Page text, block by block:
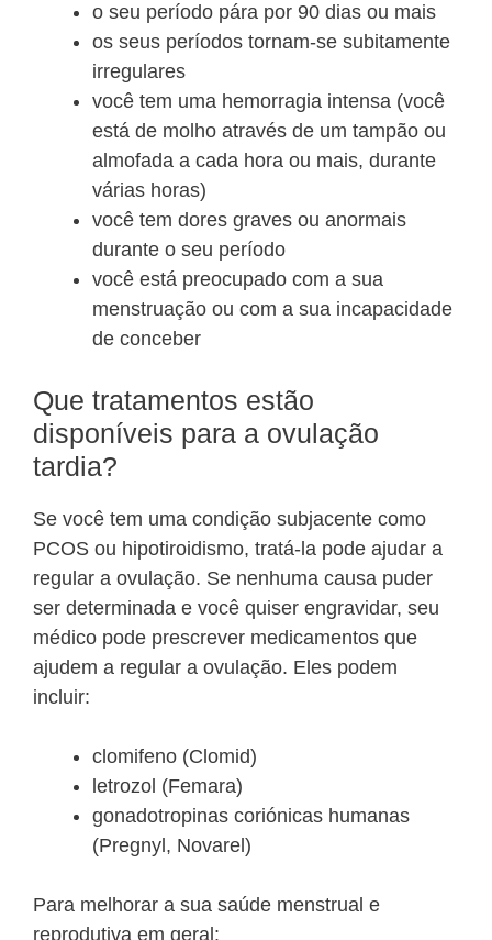
o seu período pára por 90 dias ou mais
os seus períodos tornam-se subitamente
irregulares
você tem uma hemorragia intensa (você
está de molho através de um tampão ou
almofada a cada hora ou mais, durante
várias horas)
você tem dores graves ou anormais
durante o seu período
você está preocupado com a sua
menstruação ou com a sua incapacidade
de conceber
Que tratamentos estão
disponíveis para a ovulação
tardia?
Se você tem uma condição subjacente como
PCOS ou hipotiroidismo, tratá-la pode ajudar a
regular a ovulação. Se nenhuma causa puder
ser determinada e você quiser engravidar, seu
médico pode prescrever medicamentos que
ajudem a regular a ovulação. Eles podem
incluir:
clomifeno (Clomid)
letrozol (Femara)
gonadotropinas coriónicas humanas
(Pregnyl, Novarel)
Para melhorar a sua saúde menstrual e
reprodutiva em geral: